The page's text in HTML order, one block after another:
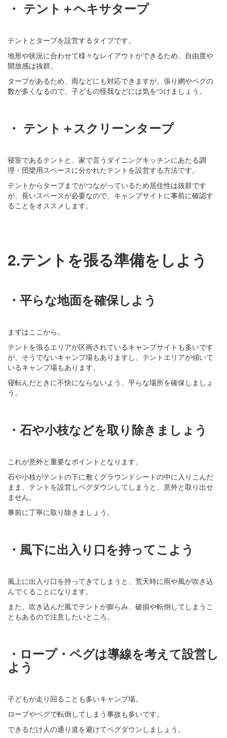
・ テント＋ヘキサタープ
テントとタープを設営するタイプです。
地形や状況に合わせて様々なレイアウトができるため、自由度や
開放感は抜群。
タープがあるため、雨などにも対応できますが、張り網やペグの
数が多くなるので、子どもの怪我などには気をつけましょう。
・ テント＋スクリーンタープ
寝室であるテントと、家で言うダイニングキッチンにあたる調
理・団欒用スペースに分かれたテントを設営する方法です。
テントからタープまでがつながっているため居住性は抜群です
が、長いスペースが必要なので、キャンプサイトに事前に確認す
ることをオススメします。
2.テントを張る準備をしよう
・平らな地面を確保しよう
まずはここから。
テントを張るエリアが区画されているキャンプサイトも多いです
が、そうでないキャンプ場もありますし、テントエリアが傾いて
いるキャンプ場もあります。
寝転んだときに不快にならないよう、平らな場所を確保しましょ
う。
・石や小枝などを取り除きましょう
これが意外と重要なポイントとなります。
石や小枝がテントの下に敷くグラウンドシートの中に入りこんだ
まま、テントを設営しペグダウンしてしまうと、意外と取り出せ
ません。
事前に丁寧に取り除きましょう。
・風下に出入り口を持ってこよう
風上に出入り口を持ってきてしまうと、荒天時に雨や風が吹き込
んでくることになります。
また、吹き込んだ風でテントが膨らみ、破損や転倒してしまうこ
ともあるので注意したいところ。
・ロープ・ペグは導線を考えて設営し
よう
子どもが走り回ることも多いキャンプ場。
ロープやペグで転倒してしまう事故も多いです。
できるだけ人の通り道を避けてペグダウンしましょう。